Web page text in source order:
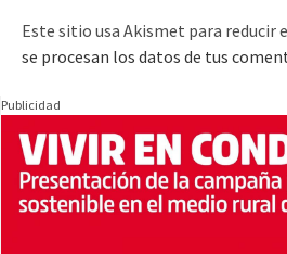
Este sitio usa Akismet para reducir
se procesan los datos de tus
Publicidad